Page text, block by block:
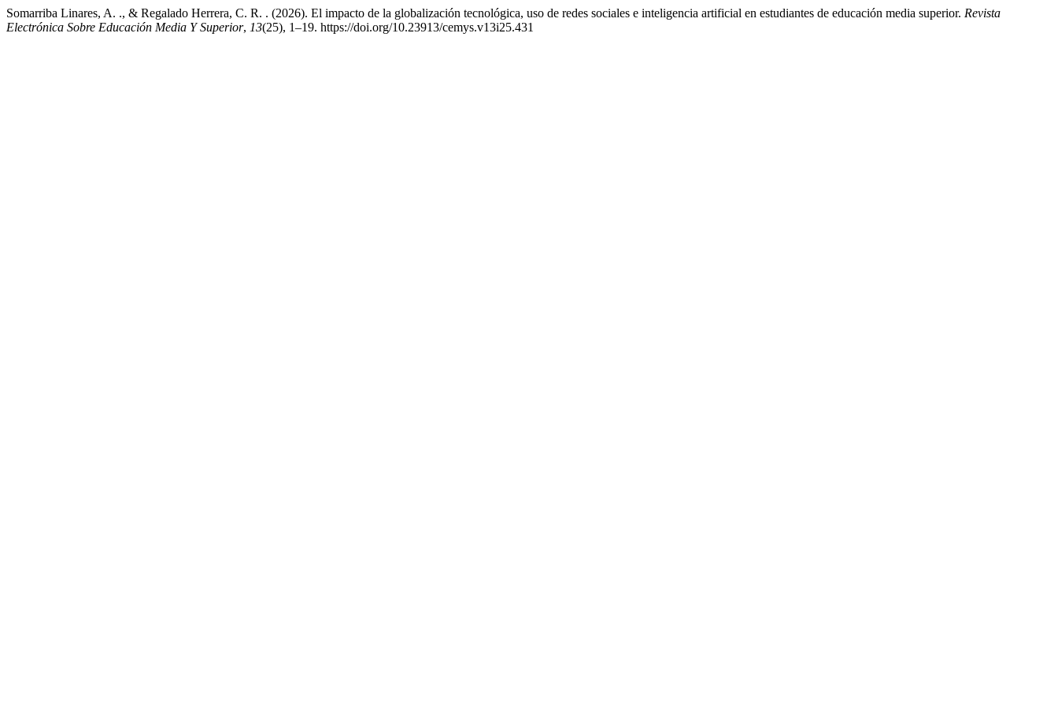
Somarriba Linares, A. ., & Regalado Herrera, C. R. . (2026). El impacto de la globalización tecnológica, uso de redes sociales e inteligencia artificial en estudiantes de educación media superior. Revista
Electrónica Sobre Educación Media Y Superior, 13(25), 1–19. https://doi.org/10.23913/cemys.v13i25.431